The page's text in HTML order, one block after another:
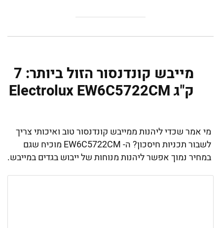
מייבש קונדנסור הזול ביותר: 7
‏ק"ג Electrolux EW6C5722CM
מי אמר שכדי ליהנות ממייבש קונדנסור טוב ואיכותי צריך
לשבור תכניות חיסכון? ה- EW6C5722CM מוכיח שגם
במחיר נמוך אפשר ליהנות מנוחות של ייבוש בגדים במייבש.